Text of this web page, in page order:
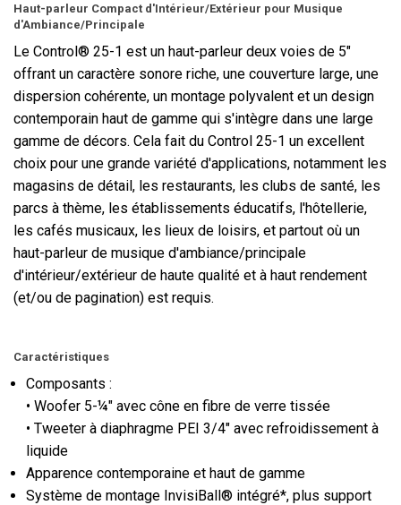
Haut-parleur Compact d'Intérieur/Extérieur pour Musique
d'Ambiance/Principale
Le Control® 25-1 est un haut-parleur deux voies de 5"
offrant un caractère sonore riche, une couverture large, une
dispersion cohérente, un montage polyvalent et un design
contemporain haut de gamme qui s'intègre dans une large
gamme de décors. Cela fait du Control 25-1 un excellent
choix pour une grande variété d'applications, notamment les
magasins de détail, les restaurants, les clubs de santé, les
parcs à thème, les établissements éducatifs, l'hôtellerie,
les cafés musicaux, les lieux de loisirs, et partout où un
haut-parleur de musique d'ambiance/principale
d'intérieur/extérieur de haute qualité et à haut rendement
(et/ou de pagination) est requis.
Caractéristiques
Composants :
• Woofer 5-¼" avec cône en fibre de verre tissée
• Tweeter à diaphragme PEI 3/4" avec refroidissement à
liquide
Apparence contemporaine et haut de gamme
Système de montage InvisiBall® intégré*, plus support